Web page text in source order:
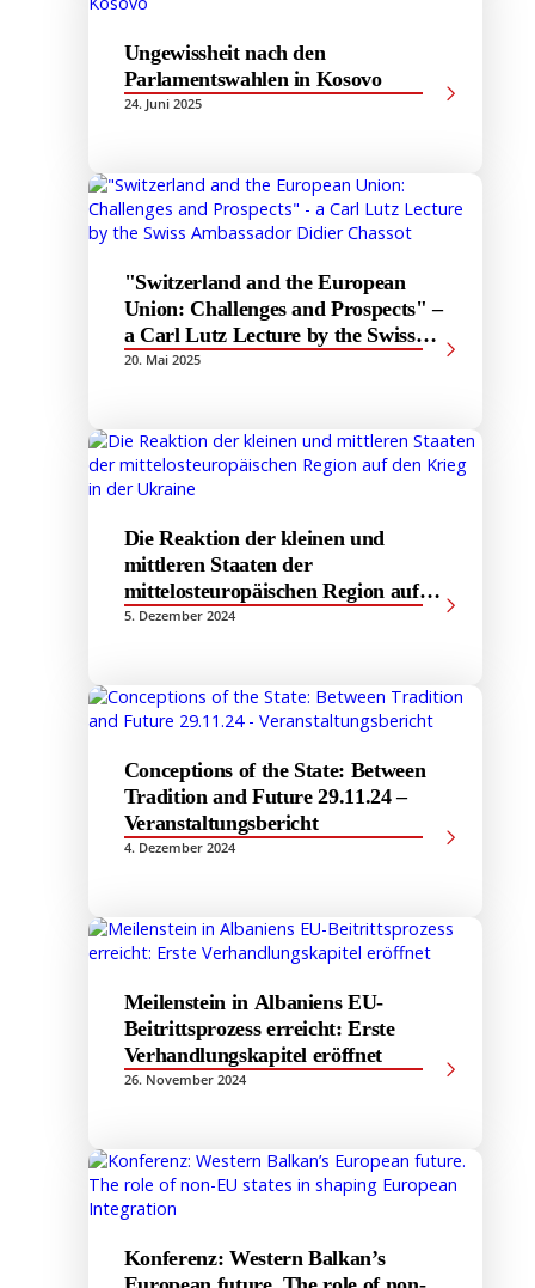
Ungewissheit nach den
Parlamentswahlen in Kosovo
24. Juni 2025
"Switzerland and the European
Union: Challenges and Prospects" –
a Carl Lutz Lecture by the Swiss
Ambassador Didier Chassot
20. Mai 2025
Die Reaktion der kleinen und
mittleren Staaten der
mittelosteuropäischen Region auf
den Krieg in der Ukraine
5. Dezember 2024
Conceptions of the State: Between
Tradition and Future 29.11.24 –
Veranstaltungsbericht
4. Dezember 2024
Meilenstein in Albaniens EU-
Beitrittsprozess erreicht: Erste
Verhandlungskapitel eröffnet
26. November 2024
Konferenz: Western Balkan’s